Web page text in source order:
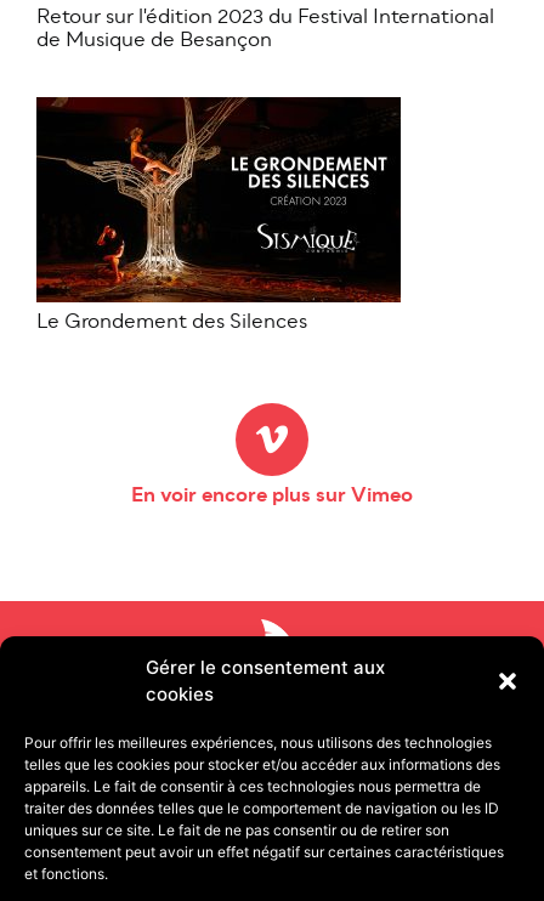
Gérer le consentement aux
cookies
Pour offrir les meilleures expériences, nous utilisons des technologies
telles que les cookies pour stocker et/ou accéder aux informations des
appareils. Le fait de consentir à ces technologies nous permettra de
traiter des données telles que le comportement de navigation ou les ID
uniques sur ce site. Le fait de ne pas consentir ou de retirer son
consentement peut avoir un effet négatif sur certaines caractéristiques
et fonctions.
Retour sur l'édition 2023 du Festival International
de Musique de Besançon
Le Grondement des Silences
En voir encore plus sur Vimeo
11 rue Pétion 75011 PARIS | 13 quai de Strasbourg